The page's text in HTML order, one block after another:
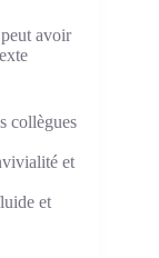
peut avoir
collègues
et
et